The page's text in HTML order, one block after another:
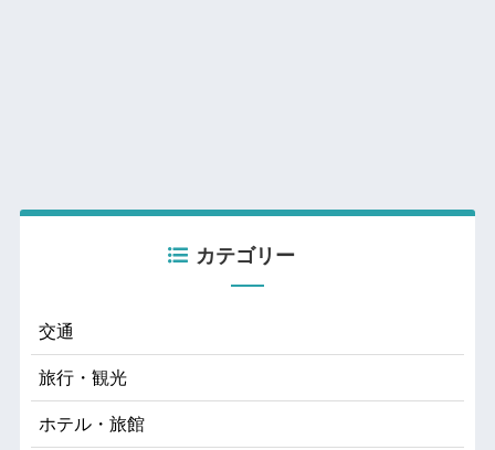
カテゴリー
交通
旅行・観光
ホテル・旅館